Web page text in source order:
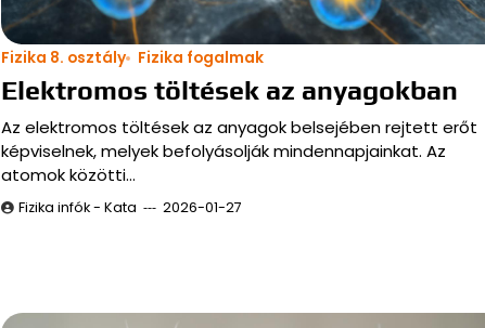
Fizika 8. osztály Fizika fogalmak
Elektromos töltések az anyagokban
Az elektromos töltések az anyagok belsejében rejtett erőt
képviselnek, melyek befolyásolják mindennapjainkat. Az
atomok közötti…
Fizika infók - Kata 2026-01-27